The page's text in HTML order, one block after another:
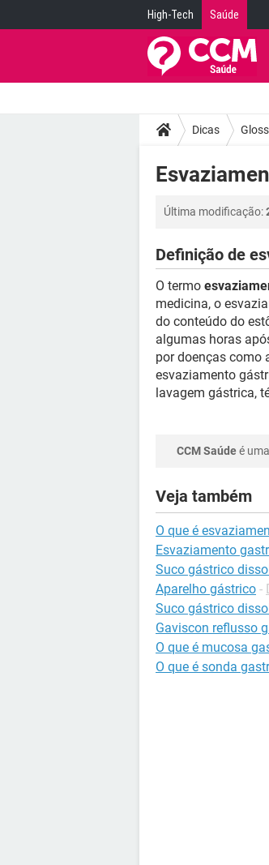
High-Tech Saúde
Dicas
Última modificação:
Definição de
O termo
medicina, o
do conteúdo do
algumas horas
por doenças como
esvaziamento
lavagem gástrica,
CCM Saúdeé
Veja também
O que é
Esvaziamento
Suco gástrico
Aparelho gástrico -
Suco gástrico
Gaviscon reflusso
O que é mucosa
O que é sonda